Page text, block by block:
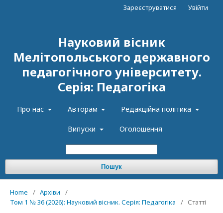
Науковий вісник
Мелітопольського державного
педагогічного університету.
Серія: Педагогіка
Про нас Авторам Редакційна політика
Випуски Оголошення
Пошук
Зареєструватися Увійти
Home / Архіви
/
Том 1 № 36 (2026): Науковий вісник. Серія: Педагогіка
/ Статті